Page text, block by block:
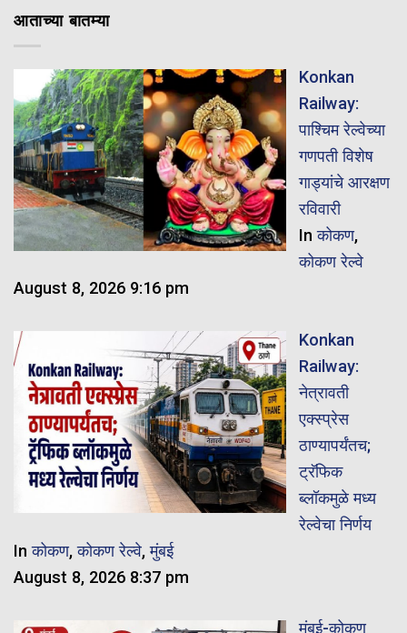
आताच्या बातम्या
Konkan
Railway:
पाश्चिम रेल्वेच्या
गणपती विशेष
गाड्यांचे आरक्षण
रविवारी
Inकोकण,
कोकण रेल्वे
August 8, 2026 9:16 pm
Konkan
Railway:
नेत्रावती
एक्स्प्रेस
ठाण्यापर्यंतच;
ट्रॅफिक
ब्लॉकमुळे मध्य
रेल्वेचा निर्णय
Inकोकण,कोकण रेल्वे,मुंबई
August 8, 2026 8:37 pm
मुंबई-कोकण